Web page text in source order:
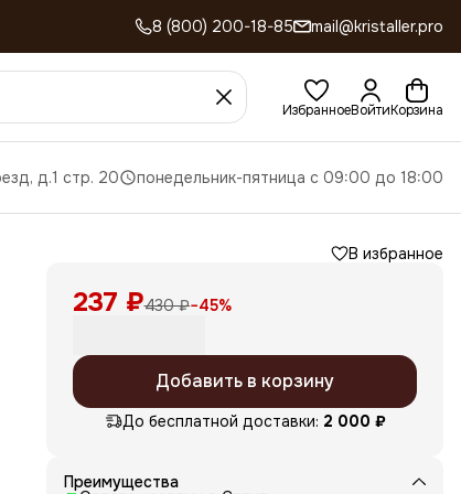
8 (800) 200-18-85 mail@kristaller.pro
ИзбранноеВойтиКорзина
д.1 стр. 20 понедельник-пятница с 09:00 до 18:00
В избранное
237 ₽430 ₽−45%
Добавить в корзину
До бесплатной доставки: 2 000 ₽
Преимущества